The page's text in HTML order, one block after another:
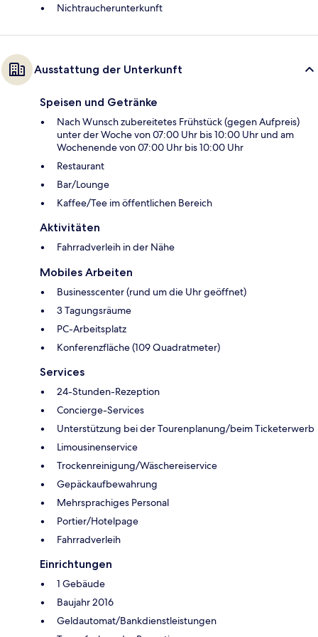
Nichtraucherunterkunft
Ausstattung der Unterkunft
Speisen und Getränke
Nach Wunsch zubereitetes Frühstück (gegen Aufpreis)
unter der Woche von 07:00 Uhr bis 10:00 Uhr und am
Wochenende von 07:00 Uhr bis 10:00 Uhr
Restaurant
Bar/Lounge
Kaffee/Tee im öffentlichen Bereich
Aktivitäten
Fahrradverleih in der Nähe
Mobiles Arbeiten
Businesscenter (rund um die Uhr geöffnet)
3 Tagungsräume
PC-Arbeitsplatz
Konferenzfläche (109 Quadratmeter)
Services
24-Stunden-Rezeption
Concierge-Services
Unterstützung bei der Tourenplanung/beim Ticketerwerb
Limousinenservice
Trockenreinigung/Wäschereiservice
Gepäckaufbewahrung
Mehrsprachiges Personal
Portier/Hotelpage
Fahrradverleih
Einrichtungen
1 Gebäude
Baujahr 2016
Geldautomat/Bankdienstleistungen